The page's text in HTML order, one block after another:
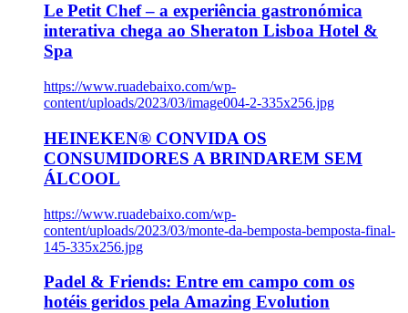
Le Petit Chef – a experiência gastronómica
interativa chega ao Sheraton Lisboa Hotel &
Spa
https://www.ruadebaixo.com/wp-
content/uploads/2023/03/image004-2-335x256.jpg
HEINEKEN® CONVIDA OS
CONSUMIDORES A BRINDAREM SEM
ÁLCOOL
https://www.ruadebaixo.com/wp-
content/uploads/2023/03/monte-da-bemposta-bemposta-final-
145-335x256.jpg
Padel & Friends: Entre em campo com os
hotéis geridos pela Amazing Evolution